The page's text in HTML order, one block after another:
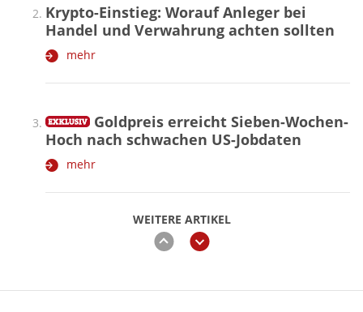
WEITERE ARTIKEL
zurückweiter
Krypto-Einstieg: Worauf Anleger bei
Handel und Verwahrung achten sollten
mehr
Goldpreis erreicht Sieben-Wochen-
Hoch nach schwachen US-Jobdaten
mehr